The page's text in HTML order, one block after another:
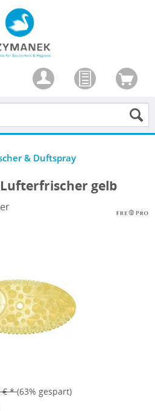
& Duftspray
gelb
€ *(63% gespart)